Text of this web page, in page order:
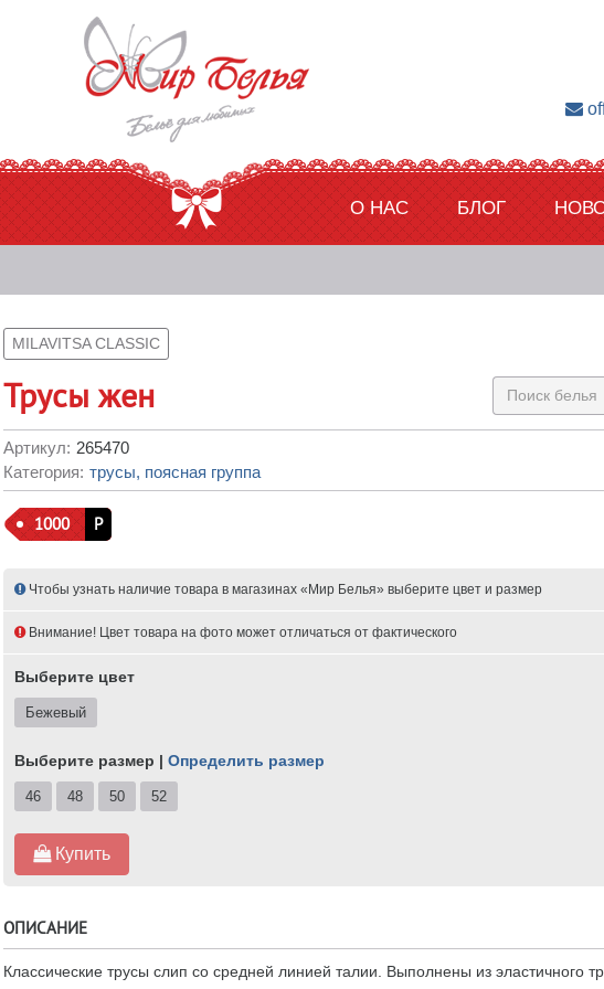
О НАС БЛОГ
MILAVITSA CLASSIC
Трусы жен
Артикул: 265470
Категория: трусы, поясная группа
1000 Р
Чтобы узнать наличие товара в магазинах «Мир Белья» выберите цвет и размер
Внимание! Цвет товара на фото может отличаться от фактического
Выберите цвет
Бежевый
Выберите размер | Определить размер
46 48 50 52
Купить
ОПИСАНИЕ
Классические трусы слип со средней линией талии. Выполнены из эластичного